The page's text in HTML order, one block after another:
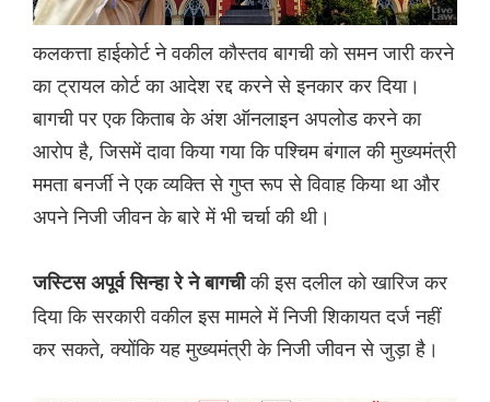
कलकत्ता हाईकोर्ट ने वकील कौस्तव बागची को समन जारी करने
का ट्रायल कोर्ट का आदेश रद्द करने से इनकार कर दिया।
बागची पर एक किताब के अंश ऑनलाइन अपलोड करने का
आरोप है, जिसमें दावा किया गया कि पश्चिम बंगाल की मुख्यमंत्री
ममता बनर्जी ने एक व्यक्ति से गुप्त रूप से विवाह किया था और
अपने निजी जीवन के बारे में भी चर्चा की थी।
जस्टिस अपूर्व सिन्हा रे ने बागचीकी इस दलील को खारिज कर
दिया कि सरकारी वकील इस मामले में निजी शिकायत दर्ज नहीं
कर सकते, क्योंकि यह मुख्यमंत्री के निजी जीवन से जुड़ा है।